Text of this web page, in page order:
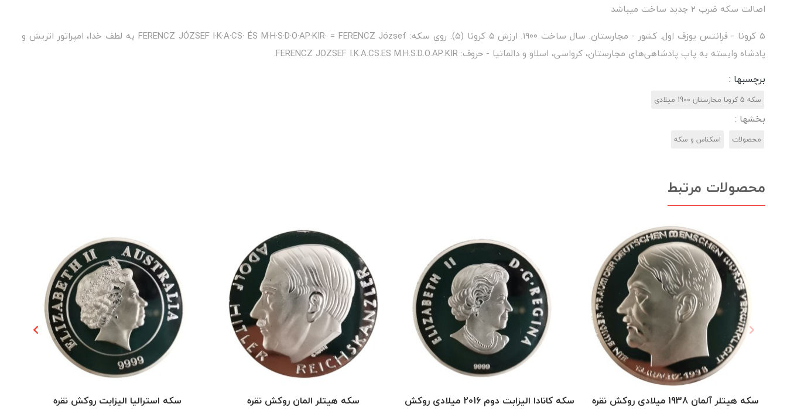
اصالت سکه ضرب 2 جدید ساخت میباشد
۵ کرونا - فرانتس یوزف اول. کشور - مجارستان. سال ساخت ۱۹۰۰. ارزش ۵ کرونا (۵). روی سکه: FERENCZ JÓZSEF I·K·A·CS· ÉS M·H·S·D·O·AP·KIR· = FERENCZ József به لطف خدا، امپراتور اتریش و
پادشاه وابسته به پاپ پادشاهی‌های مجارستان، کرواسی، اسلاو و دالماتیا - حروف: FERENCZ JOZSEF I.K.A.CS.ES M.H.S.D.O.AP.KIR.
برچسبها :
سکه 5 کرونا مجارستان 1900 میلادی
بخشها :
محصولات اسکناس و سکه
محصولات مرتبط
سکه هیتلر آلمان 1938 میلادی روکش نقره
سکه کانادا الیزابت دوم 2016 میلادی روکش
سکه هیتلر المان روکش نقره سکه استرالیا الیزابت روکش نقره